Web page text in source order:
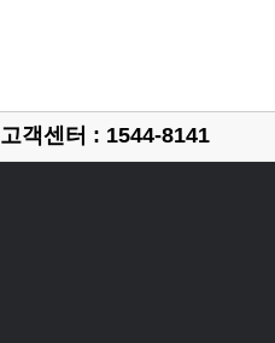
고객센터 : 1544-8141